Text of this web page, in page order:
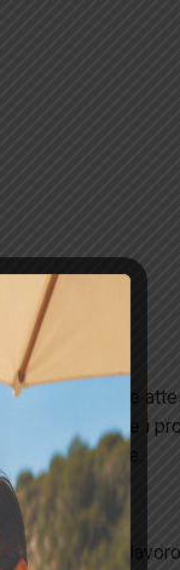
che
a garantire che i
ambientale.
di